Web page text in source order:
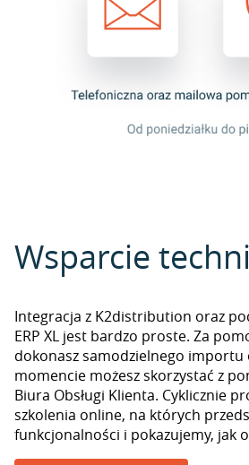
Wsparcie
Integracja z K2distribution oraz
ERP XL jest bardzo proste. Za
dokonasz samodzielnego importu
momencie możesz skorzystać z
Biura Obsługi Klienta. Cyklicznie
szkolenia online, na których
funkcjonalności i pokazujemy, jak